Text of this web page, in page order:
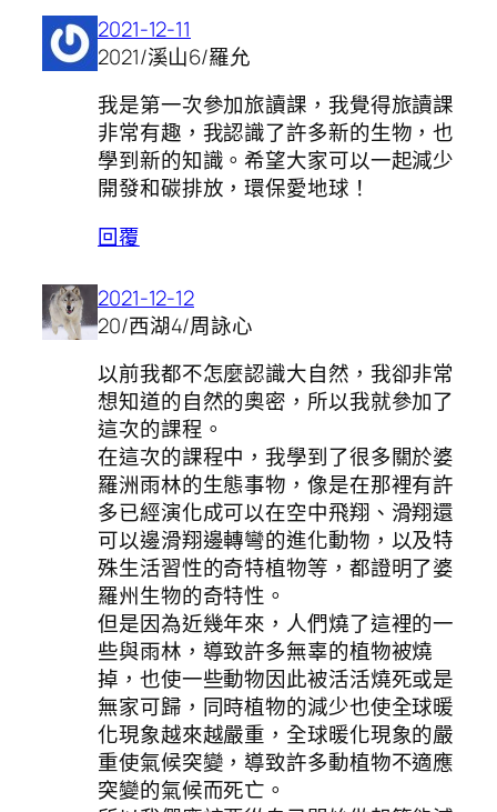
2021-12-11
2021/溪山6/羅允
我是第一次參加旅讀課，我覺得旅讀課
非常有趣，我認識了許多新的生物，也
學到新的知識。希望大家可以一起減少
開發和碳排放，環保愛地球！
回覆
2021-12-12
20/西湖4/周詠心
以前我都不怎麼認識大自然，我卻非常
想知道的自然的奧密，所以我就參加了
這次的課程。
在這次的課程中，我學到了很多關於婆
羅洲雨林的生態事物，像是在那裡有許
多已經演化成可以在空中飛翔、滑翔還
可以邊滑翔邊轉彎的進化動物，以及特
殊生活習性的奇特植物等，都證明了婆
羅州生物的奇特性。
但是因為近幾年來，人們燒了這裡的一
些與雨林，導致許多無辜的植物被燒
掉，也使一些動物因此被活活燒死或是
無家可歸，同時植物的減少也使全球暖
化現象越來越嚴重，全球暖化現象的嚴
重使氣候突變，導致許多動植物不適應
突變的氣候而死亡。